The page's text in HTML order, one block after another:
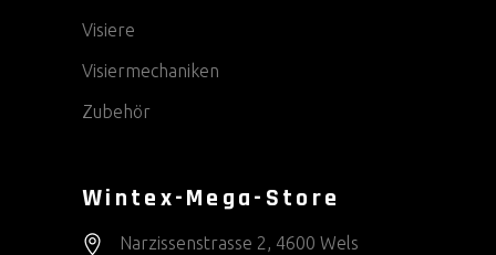
Visiere
Visiermechaniken
Zubehör
Wintex-Mega-Store
Narzissenstrasse 2, 4600 Wels